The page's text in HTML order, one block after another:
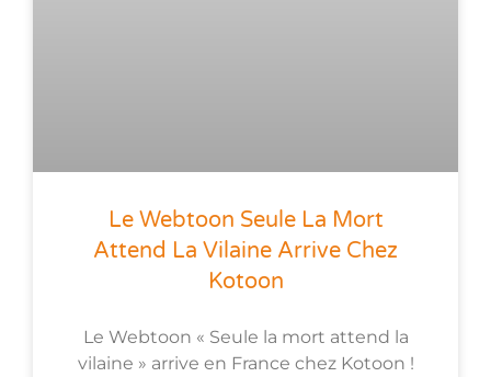
Le Webtoon Seule La Mort
Attend La Vilaine Arrive Chez
Kotoon
Le Webtoon « Seule la mort attend la
vilaine » arrive en France chez Kotoon !